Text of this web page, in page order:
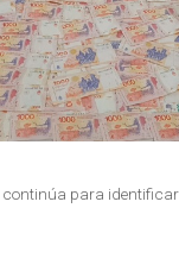
para identificar